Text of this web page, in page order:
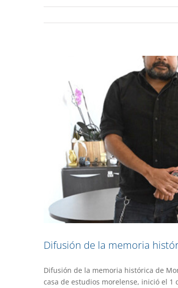
Difusión de la memoria
Difusión de la memoria histórica de
casa de estudios morelense, inició el
Abiertas las